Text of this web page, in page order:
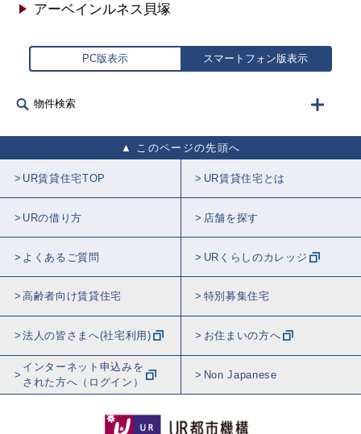
アーベインルネス貝塚
PC版表示 スマートフォン版表示
物件検索
このページの先頭へ
UR賃貸住宅TOP UR賃貸住宅とは
URの借り方 店舗を探す
よくあるご質問 URくらしのカレッジ
高齢者向け賃貸住宅 特別募集住宅
法人の皆さまへ(社宅利用) お住まいの方へ
インターネット申込みを
された方へ（ログイン）
Non Japanese